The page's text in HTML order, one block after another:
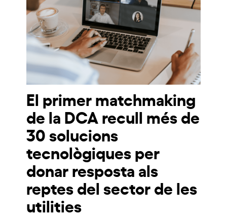
El primer matchmaking
de la DCA recull més de
30 solucions
tecnològiques per
donar resposta als
reptes del sector de les
utilities